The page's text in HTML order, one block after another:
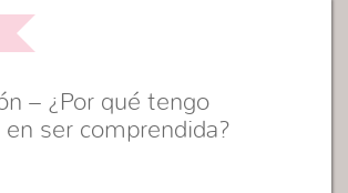
– ¿Por qué tengo
ser comprendida?